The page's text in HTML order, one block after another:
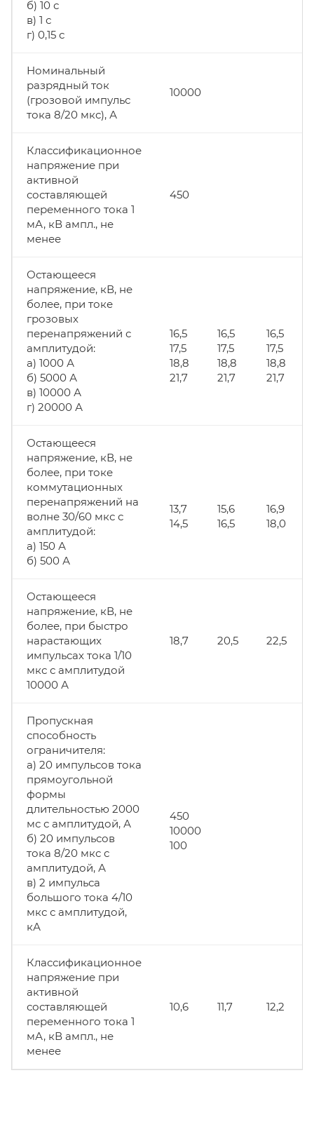
б) 10 с
в) 1 с
г) 0,15 с
Номинальный
разрядный ток
(грозовой импульс
тока 8/20 мкс), А
10000
Классификационное
напряжение при
активной
составляющей
переменного тока 1
мА, кВ ампл., не
менее
450
Остающееся
напряжение, кВ, не
более, при токе
грозовых
перенапряжений с
амплитудой:
а) 1000 А
б) 5000 А
в) 10000 А
г) 20000 А
16,5
17,5
18,8
21,7
16,5
17,5
18,8
21,7
16,5
17,5
18,8
21,7
Остающееся
напряжение, кВ, не
более, при токе
коммутационных
перенапряжений на
волне 30/60 мкс с
амплитудой:
а) 150 А
б) 500 А
13,7
14,5
15,6
16,5
16,9
18,0
Остающееся
напряжение, кВ, не
более, при быстро
нарастающих
импульсах тока 1/10
мкс с амплитудой
10000 А
18,7 20,5 22,5
Пропускная
способность
ограничителя:
а) 20 импульсов тока
прямоугольной
формы
длительностью 2000
мс с амплитудой, А
б) 20 импульсов
тока 8/20 мкс с
амплитудой, А
в) 2 импульса
большого тока 4/10
мкс с амплитудой,
кА
450
10000
100
Классификационное
напряжение при
активной
составляющей
переменного тока 1
мА, кВ ампл., не
менее
10,6 11,7 12,2